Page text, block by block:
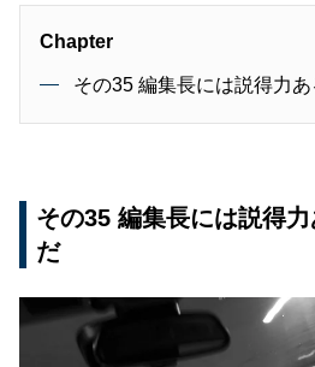
Chapter
その35 編集長には説得力
その35 編集長には説得
だ